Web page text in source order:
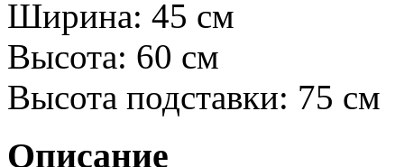
Ширина: 45 см
Высота: 60 см
Высота подставки: 75 см
Описание